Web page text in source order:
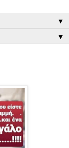
▼
▼